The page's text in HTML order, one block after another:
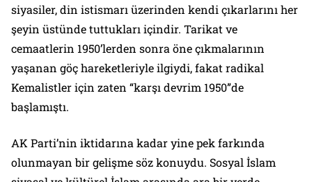
siyasiler, din istismarı üzerinden kendi çıkarlarını her
şeyin üstünde tuttukları içindir. Tarikat ve
cemaatlerin 1950’lerden sonra öne çıkmalarının
yaşanan göç hareketleriyle ilgiydi, fakat radikal
Kemalistler için zaten “karşı devrim 1950”de
başlamıştı.
AK Parti’nin iktidarına kadar yine pek farkında
olunmayan bir gelişme söz konuydu. Sosyal İslam